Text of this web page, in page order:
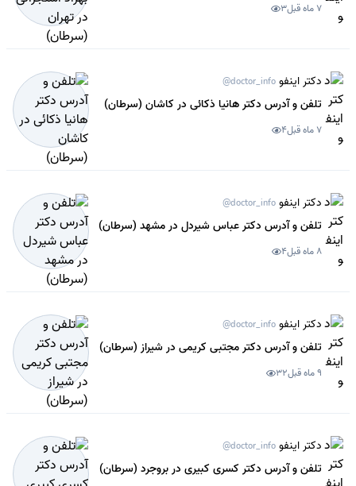
7 ماه قبل 3
دکتر اینفو @doctor_info
تلفن و آدرس دکتر هانیا ذکائی در کاشان (سرطان)
7 ماه قبل 4
دکتر اینفو @doctor_info
تلفن و آدرس دکتر عباس شیردل در مشهد (سرطان)
8 ماه قبل 4
دکتر اینفو @doctor_info
تلفن و آدرس دکتر مجتبی کریمی در شیراز (سرطان)
9 ماه قبل 32
دکتر اینفو @doctor_info
تلفن و آدرس دکتر کسری کبیری در بروجرد (سرطان)